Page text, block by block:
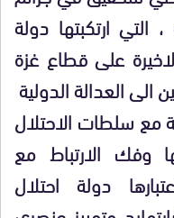
التي ارتكبتها دولة
على قطاع غزة
العدالة الدولية
مع سلطات الاحتلال
وفك الارتباط مع
دولة احتلال